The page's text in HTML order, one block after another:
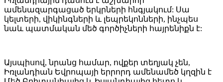
ամենազարգացած երկրների հնգյակում: Սա
կելտերի, վիկինգների և լեպրեկոնների, ինչպես
նաև պատմական մեծ գործիչների հայրենիքն է:
Այսպիսով, նրանց համար, ովքեր տեղյակ չեն,
Իռլանդիան Եվրոպայի երրորդ ամենամեծ կղզին է